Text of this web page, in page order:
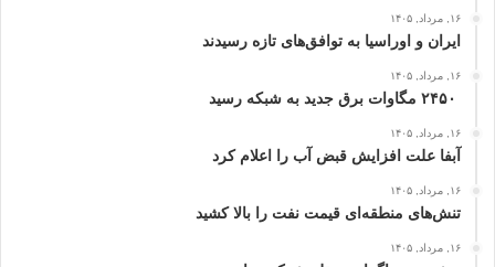
۱۶, مرداد, ۱۴۰۵
ایران و اوراسیا به توافق‌های تازه رسیدند
۱۶, مرداد, ۱۴۰۵
۱۶, مرداد, ۱۴۰۵
آبفا علت افزایش قبض آب را اعلام کرد
۱۶, مرداد, ۱۴۰۵
تنش‌های منطقه‌ای قیمت نفت را بالا کشید
۱۶, مرداد, ۱۴۰۵